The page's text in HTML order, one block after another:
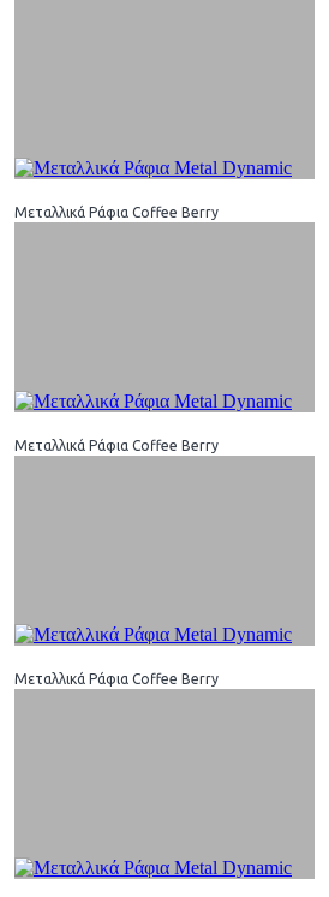
Μεταλλικά Ράφια Coffee Berry
Μεταλλικά Ράφια Coffee Berry
Μεταλλικά Ράφια Coffee Berry